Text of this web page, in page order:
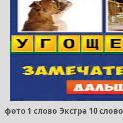
фото 1 слово Экстра 10 слово